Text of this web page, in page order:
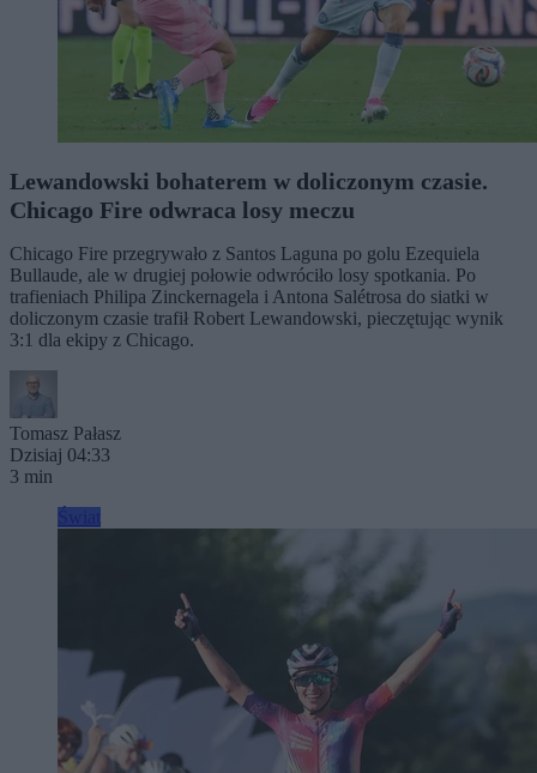
Lewandowski bohaterem w doliczonym czasie.
Chicago Fire odwraca losy meczu
Chicago Fire przegrywało z Santos Laguna po golu Ezequiela
Bullaude, ale w drugiej połowie odwróciło losy spotkania. Po
trafieniach Philipa Zinckernagela i Antona Salétrosa do siatki w
doliczonym czasie trafił Robert Lewandowski, pieczętując wynik
3:1 dla ekipy z Chicago.
Tomasz Pałasz
Dzisiaj 04:33
3 min